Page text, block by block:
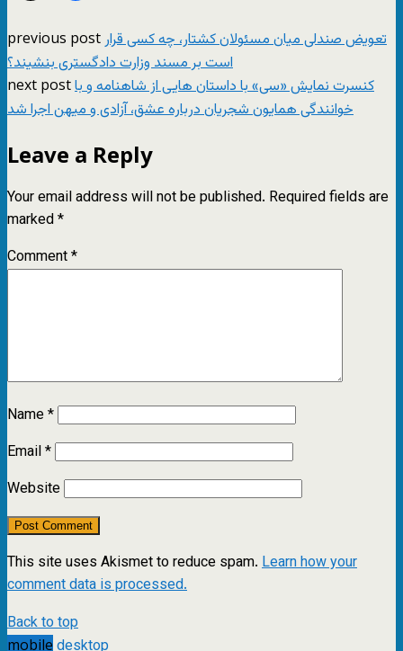
previous post تعویض صندلی میان مسئولان کشتار، چه کسی قرار
است بر مسند وزارت دادگستری بنشیند؟
next postکنسرت نمایش «سی» با داستان هایی از شاهنامه و با
خوانندگی همایون شجریان درباره عشق، آزادی و میهن اجرا شد
Leave a Reply
Your email address will not be published. Required fields are
marked*
Comment*
Name*
Email*
Website
This site uses Akismet to reduce spam. Learn how your
comment data is processed.
Back to top
mobile